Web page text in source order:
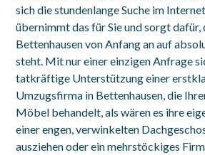
sich die stundenlange Suche im
übernimmt das für Sie und sorgt
Bettenhausen von Anfang an auf
steht. Mit nur einer einzigen Anfrage
tatkräftige Unterstützung einer
Umzugsfirma in Bettenhausen, die
Möbel behandelt, als wären es ihre
einer engen, verwinkelten
ausziehen oder ein mehrstöckiges